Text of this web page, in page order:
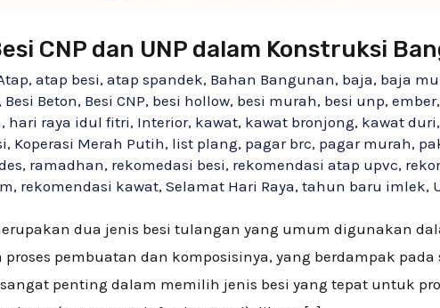
CNP dan UNP dalam Konstruksi
,atap besi,atap spandek, Bahan Bangunan, baja, baja
, Besi Beton, Besi CNP, besi hollow, besi murah, besi unp,ember
, hari raya idul fitri, Interior, kawat, kawat bronjong, kawat duri,
, Koperasi Merah Putih, list plang, pagar brc, pagar murah,
, ramadhan, rekomedasi besi, rekomendasi atap upvc,
, rekomendasi kawat,Selamat Hari Raya,tahun baru imlek,
dua jenis besi tulangan yang umum digunakan
pembuatan dan komposisinya, yang berdampak
penting dalam memilih jenis besi yang tepat untuk